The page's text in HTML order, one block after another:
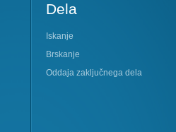
Dela
Iskanje
Brskanje
Oddaja zaključnega dela